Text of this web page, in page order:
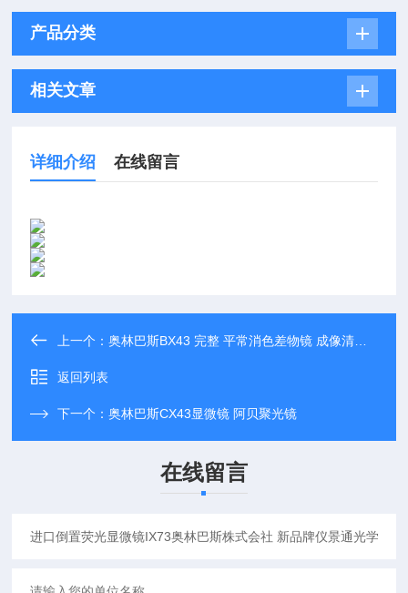
产品分类
相关文章
详细介绍 在线留言
上一个：奥林巴斯BX43 完整 平常消色差物镜 成像清晰 科研级显微镜现货
返回列表
下一个：奥林巴斯CX43显微镜 阿贝聚光镜
在线留言